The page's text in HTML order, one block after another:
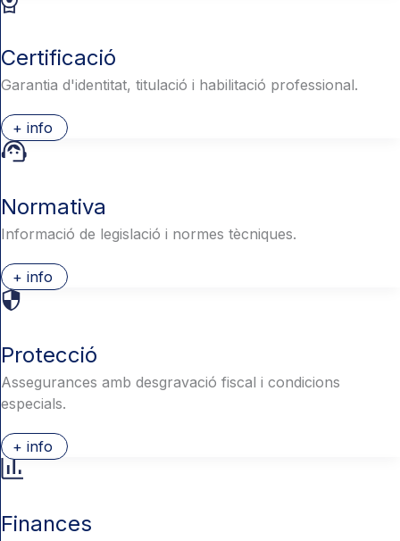
Certificació
Garantia d'identitat, titulació i habilitació professional.
+ info
Normativa
Informació de legislació i normes tècniques.
+ info
Protecció
Assegurances amb desgravació fiscal i condicions
especials.
+ info
Finances